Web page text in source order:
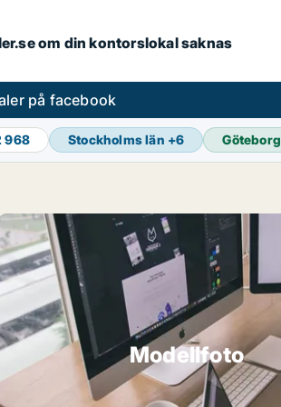
om din kontorslokal saknas
på facebook
968 Stockholms län +6 Göteborg
Modellfoto